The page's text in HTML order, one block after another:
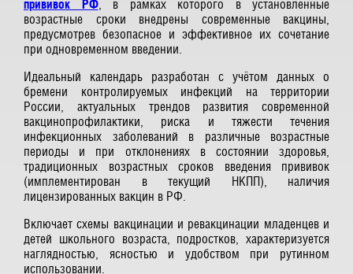
прививок РФ, в рамках которого в установленные
возрастные сроки внедрены современные вакцины,
предусмотрев безопасное и эффективное их сочетание
при одновременном введении.
Идеальный календарь разработан с учётом данных о
бремени контролируемых инфекций на территории
России, актуальных трендов развития современной
вакцинопрофилактики, риска и тяжести течения
инфекционных заболеваний в различные возрастные
периоды и при отклонениях в состоянии здоровья,
традиционных возрастных сроков введения прививок
(имплементирован в текущий НКПП), наличия
лицензированных вакцин в РФ.
Включает схемы вакцинации и ревакцинации младенцев и
детей школьного возраста, подростков, характеризуется
наглядностью, ясностью и удобством при рутинном
использовании.